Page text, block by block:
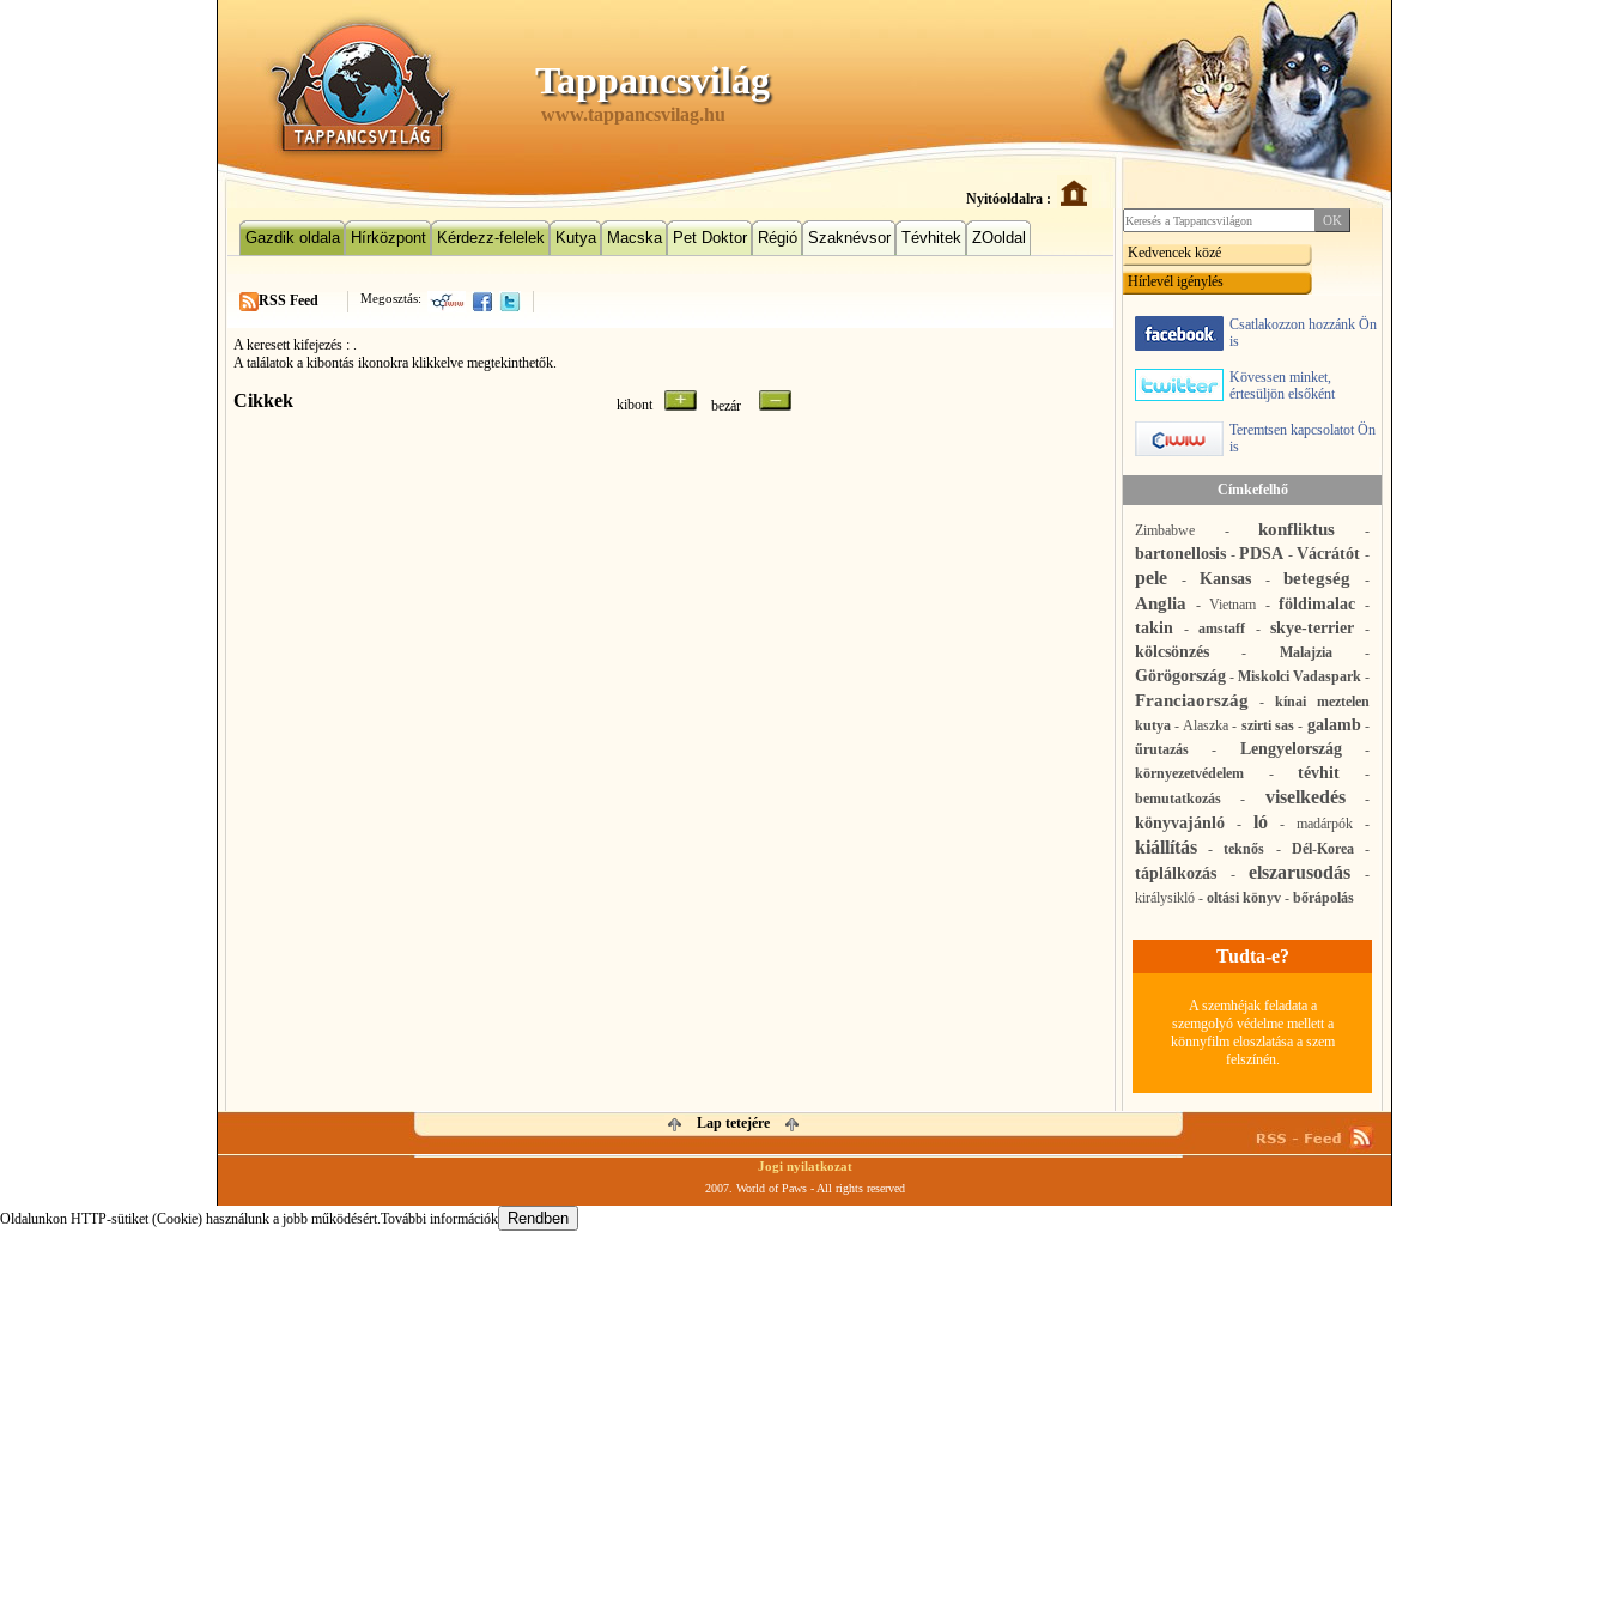
Tappancsvilág
www.tappancsvilag.hu
Nyitóoldalra :
Gazdik oldala Hírközpont Kérdezz-felelek Kutya Macska Pet Doktor Régió Szaknévsor Tévhitek ZOoldal
Megosztás:
RSS Feed
A keresett kifejezés : .
A találatok a kibontás ikonokra klikkelve megtekinthetők.
Cikkek kibont bezár
Kedvencek közé
Hírlevél igénylés
Csatlakozzon hozzánk Ön
is
Kövessen minket,
értesüljön elsőként
Teremtsen kapcsolatot Ön
is
Címkefelhő
Zimbabwe -konfliktus -
bartonellosis -PDSA - Vácrátót -
pele -Kansas - betegség -
Anglia -Vietnam -földimalac -
takin -amstaff -skye-terrier -
kölcsönzés - Malajzia-
Görögország - Miskolci Vadaspark -
Franciaország - kínai meztelen
kutya - Alaszka- szirti sas- galamb-
űrutazás - Lengyelország-
környezetvédelem -tévhit -
bemutatkozás - viselkedés-
könyvajánló - ló - madárpók -
kiállítás -teknős - Dél-Korea-
táplálkozás -elszarusodás -
királysikló - oltási könyv - bőrápolás
Tudta-e?
A szemhéjak feladata a
szemgolyó védelme mellett a
könnyfilm eloszlatása a szem
felszínén.
Lap tetejére
Jogi nyilatkozat
2007. World of Paws - All rights reserved
Oldalunkon HTTP-sütiket (Cookie) használunk a jobb működésért.További információk